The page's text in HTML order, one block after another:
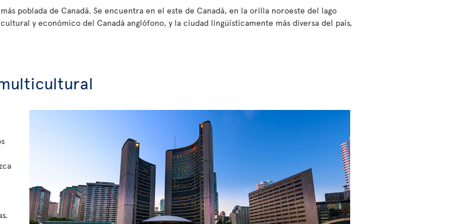
poblada de Canadá. Se encuentra en el este de Canadá, en la orilla noroeste del lago
y económico del Canadá anglófono, y la ciudad lingüísticamente más diversa del país,